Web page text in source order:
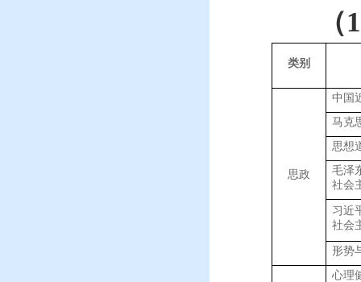
（1
类别
思政
中国
马克
思想
毛泽
社会
习近
社会
形势
心理